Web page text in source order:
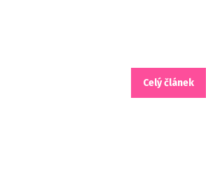
Celý článek